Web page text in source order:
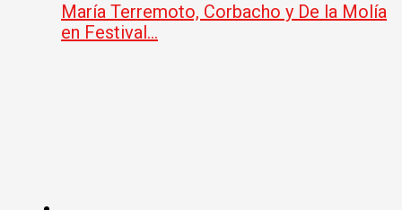
María Terremoto, Corbacho y De la Molía
en Festival…